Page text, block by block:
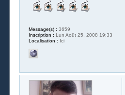
Message(s) : 3659
Inscription : Lun Août 25, 2008 19:33
Localisation : Ici